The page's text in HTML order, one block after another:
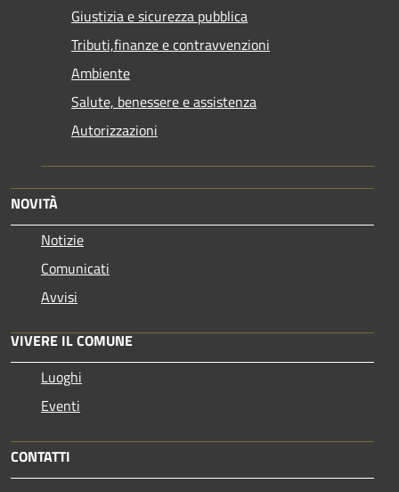
Giustizia e sicurezza pubblica
Tributi,finanze e contravvenzioni
Ambiente
Salute, benessere e assistenza
Autorizzazioni
NOVITÀ
Notizie
Comunicati
Avvisi
VIVERE IL COMUNE
Luoghi
Eventi
CONTATTI